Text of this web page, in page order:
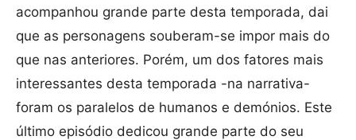
acompanhou grande parte desta temporada, dai
que as personagens souberam-se impor mais do
que nas anteriores. Porém, um dos fatores mais
interessantes desta temporada -na narrativa-
foram os paralelos de humanos e demónios. Este
último episódio dedicou grande parte do seu